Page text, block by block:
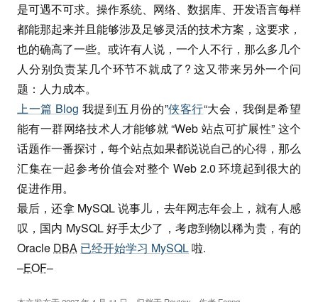
是可遇不可求。操作系统、网络、数据库、开发语言每样
都能那起来并且能够涉及足够灵活的技术方案，这要求，
也的确高了一些。或许有人说，一个人不行，那么多几个
人分别负责某几个环节不就成了? 这又带来另外一个问
题：人力成本。
上一篇 Blog 我提到五月份的”侠客行“大会，我倒是希望
能有一群网络技术人才能够就 “Web 站点可扩展性” 这个
话题作一番探讨，每个站点如果都说说自己的心得，那么
汇集在一起参考价值会对整个 Web 2.0 环境起到很大的
促进作用。
最后，还拿 MySQL 说事儿，去年网志年会上，就有人感
叹，国内 MySQL 好手太少了，考虑到物以稀为贵，有的
Oracle DBA 已经开始学习 MySQL啦.
–EOF–